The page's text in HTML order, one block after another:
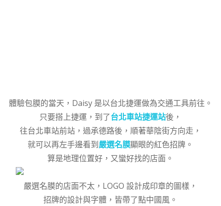
體驗包膜的當天，Daisy 是以台北捷運做為交通工具前往。
只要搭上捷運，到了台北車站捷運站後，
往台北車站前站，過承德路後，順著華陰街方向走，
就可以再左手邊看到嚴選名膜顯眼的紅色招牌。
算是地理位置好，又蠻好找的店面。
嚴選名膜的店面不太，LOGO 設計成印章的圖樣，
招牌的設計與字體，皆帶了點中國風。